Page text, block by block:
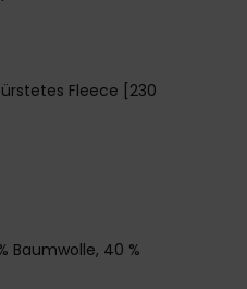
Fleece [230
Baumwolle, 40 %